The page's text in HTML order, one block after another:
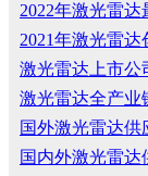
2022年激光雷
2021年激光雷
激光雷达上市公
激光雷达全产业
国外激光雷达供
国内外激光雷达